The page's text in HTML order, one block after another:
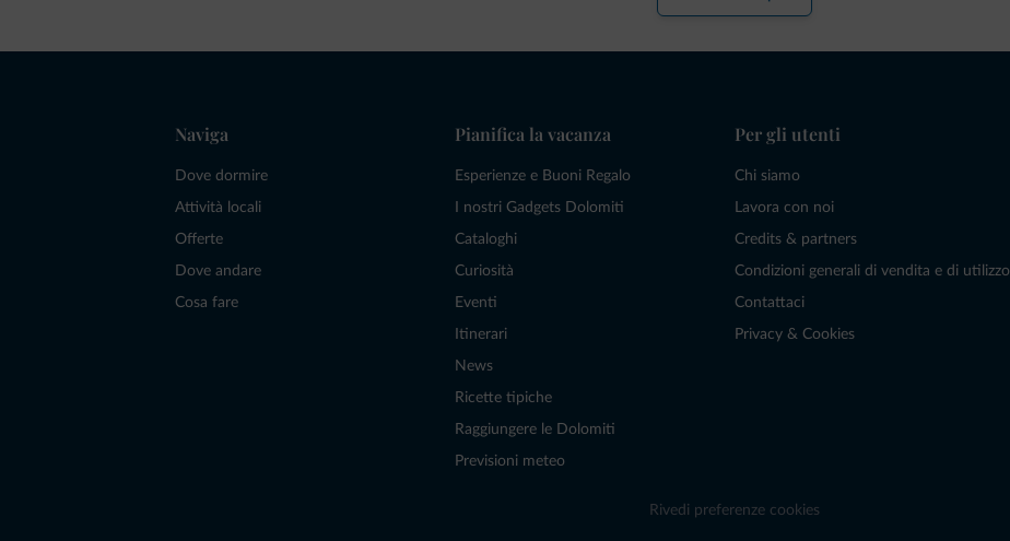
Naviga
Dove dormire
Attività locali
Offerte
Dove andare
Cosa fare
Pianifica la vacanza
Esperienze e Buoni Regalo
I nostri Gadgets Dolomiti
Cataloghi
Curiosità
Eventi
Itinerari
News
Ricette tipiche
Raggiungere le Dolomiti
Previsioni meteo
Per gli utenti
Chi siamo
Lavora con noi
Credits & partners
Condizioni generali di vendita e di utilizzo
Contattaci
Privacy & Cookies
Rivedi preferenze cookies